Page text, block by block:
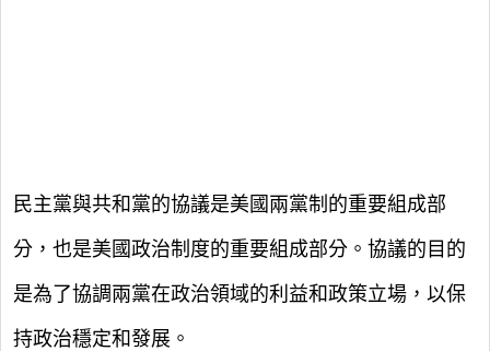
民主黨與共和黨的協議是美國兩黨制的重要組成部
分，也是美國政治制度的重要組成部分。協議的目的
是為了協調兩黨在政治領域的利益和政策立場，以保
持政治穩定和發展。